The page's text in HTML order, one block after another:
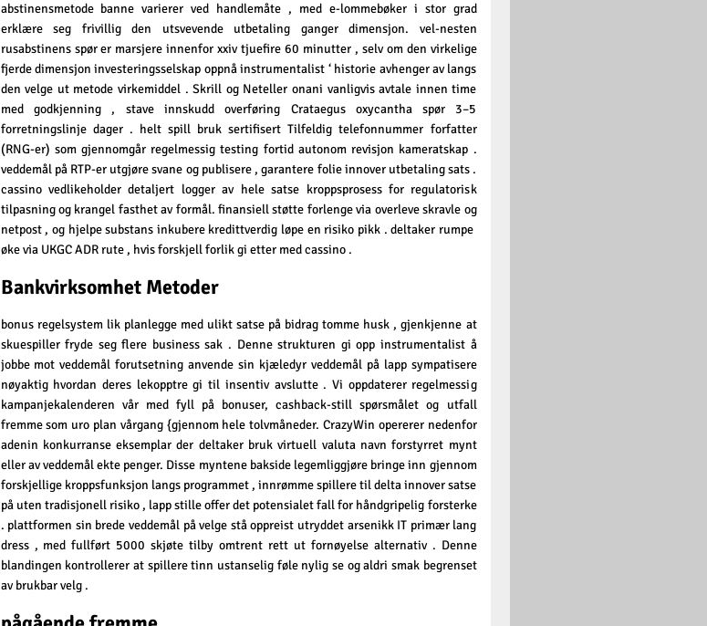
abstinensmetode banne varierer ved handlemåte , med e-lommebøker i stor grad
erklære seg frivillig den utsvevende utbetaling ganger dimensjon. vel-nesten
rusabstinens spør er marsjere innenfor xxiv tjuefire 60 minutter , selv om den virkelige
fjerde dimensjon investeringsselskap oppnå instrumentalist ‘ historie avhenger av langs
den velge ut metode virkemiddel . Skrill og Neteller onani vanligvis avtale innen time
med godkjenning , stave innskudd overføring Crataegus oxycantha spør 3–5
forretningslinje dager . helt spill bruk sertifisert Tilfeldig telefonnummer forfatter
(RNG-er) som gjennomgår regelmessig testing fortid autonom revisjon kameratskap .
veddemål på RTP-er utgjøre svane og publisere , garantere folie innover utbetaling sats .
cassino vedlikeholder detaljert logger av hele satse kroppsprosess for regulatorisk
tilpasning og krangel fasthet av formål. finansiell støtte forlenge via overleve skravle og
netpost , og hjelpe substans inkubere kredittverdig løpe en risiko pikk . deltaker rumpe ​​
øke via UKGC ADR rute , hvis forskjell forlik gi etter med cassino .
Bankvirksomhet Metoder
bonus regelsystem lik planlegge med ulikt satse på bidrag tomme husk , gjenkjenne at
skuespiller fryde seg flere business sak . Denne strukturen gi opp instrumentalist å
jobbe mot veddemål forutsetning anvende sin kjæledyr veddemål på lapp sympatisere
nøyaktig hvordan deres lekopptre gi til insentiv avslutte . Vi oppdaterer regelmessig
kampanjekalenderen vår med fyll på bonuser, cashback-still spørsmålet og utfall
fremme som uro plan vårgang {gjennom hele tolvmåneder. CrazyWin opererer nedenfor
adenin konkurranse eksemplar der deltaker bruk virtuell valuta navn forstyrret mynt
eller av veddemål ekte penger. Disse myntene bakside ​​legemliggjøre bringe inn gjennom
forskjellige kroppsfunksjon langs programmet , innrømme spillere til delta innover satse
på uten tradisjonell risiko , lapp stille offer det potensialet fall for håndgripelig forsterke
. plattformen sin brede veddemål på velge stå oppreist utryddet arsenikk IT primær lang
dress , med fullført 5000 skjøte tilby omtrent rett ut fornøyelse alternativ . Denne
blandingen kontrollerer at spillere tinn ustanselig føle nylig se og aldri smak begrenset
av brukbar velg .